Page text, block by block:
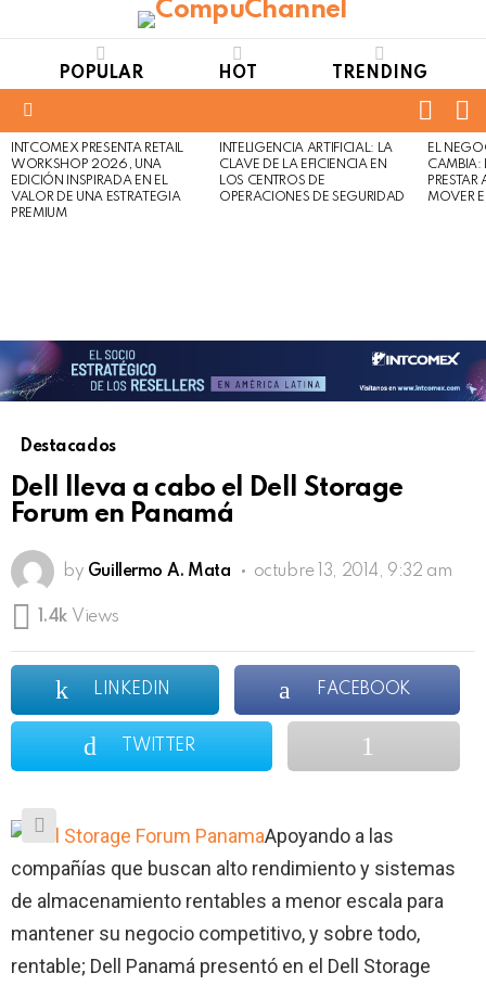
POPULAR HOT TRENDING
LATEST
STORIES
INTCOMEX PRESENTA RETAIL
WORKSHOP 2026, UNA
EDICIÓN INSPIRADA EN EL
VALOR DE UNA ESTRATEGIA
PREMIUM
INTELIGENCIA ARTIFICIAL: LA
CLAVE DE LA EFICIENCIA EN
LOS CENTROS DE
OPERACIONES DE SEGURIDAD
EL
CAMBIA:
MOVER
Destacados
Dell lleva a cabo el Dell Storage
Forum en Panamá
by Guillermo A. Mata octubre 13, 2014, 9:32 am
1.4k Views
LINKEDIN FACEBOOK
TWITTER
Apoyando a las
compañías que buscan alto rendimiento y sistemas
de almacenamiento rentables a menor escala para
mantener su negocio competitivo, y sobre todo,
rentable; Dell Panamá presentó en el Dell Storage